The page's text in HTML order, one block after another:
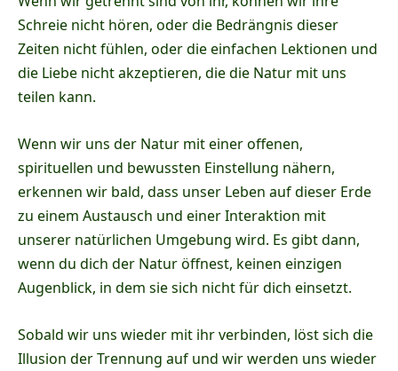
Schreie nicht hören, oder die Bedrängnis dieser
Zeiten nicht fühlen, oder die einfachen Lektionen und
die Liebe nicht akzeptieren, die die Natur mit uns
teilen kann.
Wenn wir uns der Natur mit einer offenen,
spirituellen und bewussten Einstellung nähern,
erkennen wir bald, dass unser Leben auf dieser Erde
zu einem Austausch und einer Interaktion mit
unserer natürlichen Umgebung wird. Es gibt dann,
wenn du dich der Natur öffnest, keinen einzigen
Augenblick, in dem sie sich nicht für dich einsetzt.
Sobald wir uns wieder mit ihr verbinden, löst sich die
Illusion der Trennung auf und wir werden uns wieder